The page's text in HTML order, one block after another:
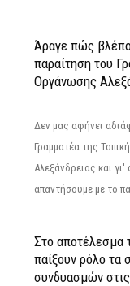
Άραγε πώς
παραίτηση του
Οργάνωσης
Δεν μας αφήνει
Γραμματέα της
Αλεξάνδρειας και γι'
απαντήσουμε με το
Στο αποτέλεσμα
παίξουν ρόλο τα
συνδυασμών